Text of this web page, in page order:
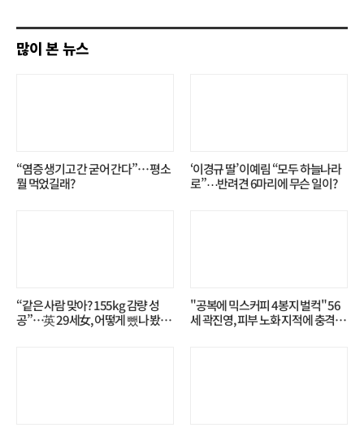
기
많이 본 뉴스
“염증 생기고 간 굳어 간다”… 평소
뭘 먹었길래?
‘이경규 딸’ 이예림 “모두 하늘나라
로”⋯반려견 6마리에 무슨 일이?
“같은 사람 맞아? 155kg 감량 성
공”…英 29세女, 어떻게 뺐나 봤더
"공복에 믹스커피 4봉지 벌컥" 56
세 곽진영, 피부 노화 지적에 충격…